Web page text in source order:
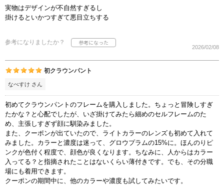
実物はデザインが不自然すぎるし
掛けるといかつすぎて悪目立ちする
参考になりましたか？
2026/02/08
初クラウンパント
なべすけ さん
初めてクラウンパントのフレームを購入しました。ちょっと冒険しすぎ
たかな？と心配でしたが、いざ掛けてみたら細めのセルフレームのた
め、主張しすぎず顔に馴染みました。
また、クーポンが出ていたので、ライトカラーのレンズも初めて入れて
みました。カラーと濃度は迷って、グロウプラムの15%に。ほんのりピ
ンクが色付く程度で、顔色が良くなります。ちなみに、人からはカラー
入ってる？と指摘されたことはないくらい薄付きです。でも、その分職
場にも着用できます。
クーポンの期間中に、他のカラーや濃度も試してみたいです。